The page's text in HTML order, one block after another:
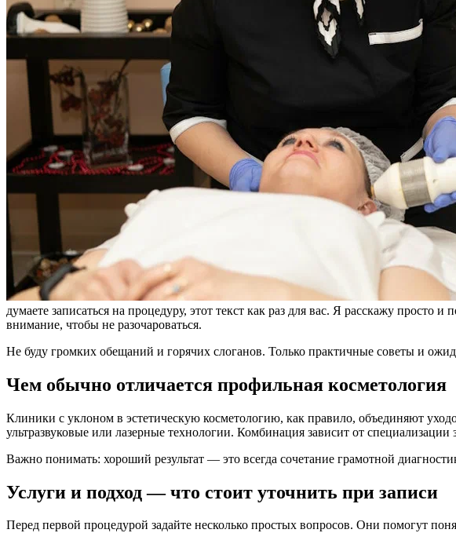
думаете записаться на процедуру, этот текст как раз для вас. Я расскажу просто
внимание, чтобы не разочароваться.
Не буду громких обещаний и горячих слоганов. Только практичные советы и
Чем обычно отличается профильная косметология
Клиники с уклоном в эстетическую косметологию, как правило, объединяют
ультразвуковые или лазерные технологии. Комбинация зависит от
Важно понимать: хороший результат — это всегда сочетание грамотной
Услуги и подход — что стоит уточнить при записи
Перед первой процедурой задайте несколько простых вопросов. Они помогут